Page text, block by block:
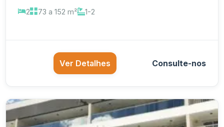
2
73 a 152 m² 1-2
Ver Detalhes Consulte-nos